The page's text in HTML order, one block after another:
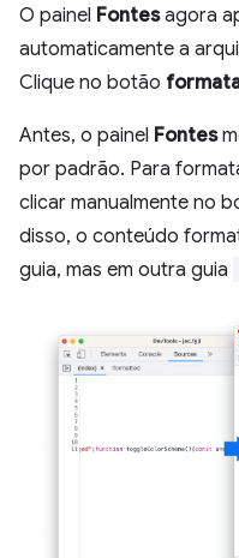
O painel Fontesagora
automaticamente a
Clique no botão
Antes, o painel Fontes
por padrão. Para
clicar manualmente no
disso, o conteúdo
guia, mas em outra guia